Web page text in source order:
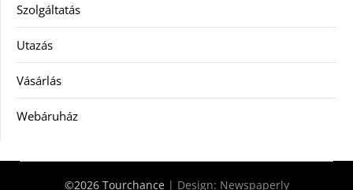
Szolgáltatás
Utazás
Vásárlás
Webáruház
©2026 Tourchance | Design: Newspaperly